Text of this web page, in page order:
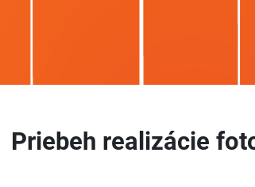
Priebeh realizácie